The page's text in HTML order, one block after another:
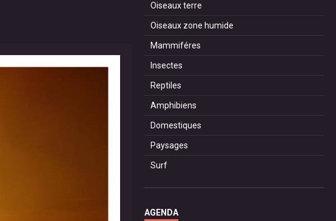
Oiseaux terre
Oiseaux zone humide
Mammiféres
Insectes
Reptiles
Amphibiens
Domestiques
Paysages
Surf
AGENDA